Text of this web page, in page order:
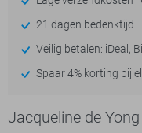
21 dagen bedenktijd
Veilig betalen: iDeal,
Spaar 4% korting bij
Jacqueline de